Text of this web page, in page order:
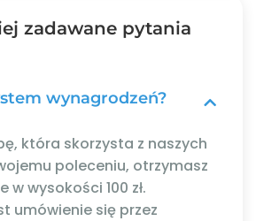
zadawane pytania
wynagrodzeń?
która skorzysta z naszych
poleceniu, otrzymasz
w wysokości 100 zł.
umówienie się przez